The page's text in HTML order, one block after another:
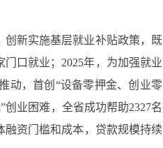
新实施基层就业补贴政策，既
口就业；2025年，为加强就业
动，首创“设备零押金、创业零
创业困难，全省成功帮助2327名
融资门槛和成本，贷款规模持续